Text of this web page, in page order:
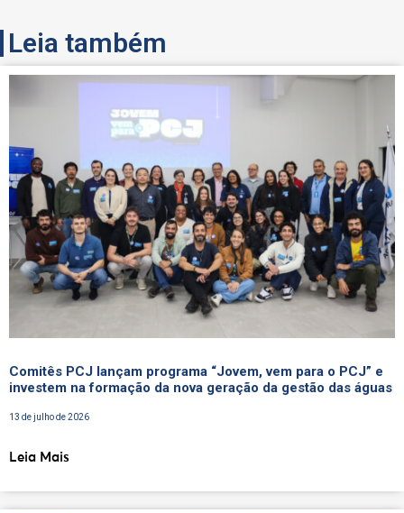
Leia também
Comitês PCJ lançam programa “Jovem, vem para o PCJ” e
investem na formação da nova geração da gestão das águas
13 de julho de 2026
Leia Mais